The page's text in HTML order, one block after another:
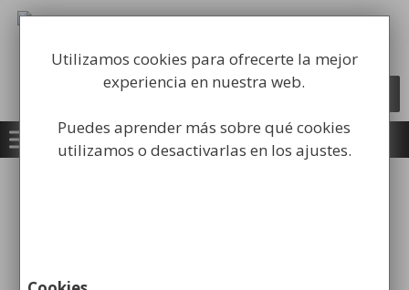
Saltar
contenido
equipamiento para la higiene industrial
Búsqueda
Utilizamos cookies para ofrecerte la mejor
experiencia en nuestra web.
Puedes aprender más sobre qué cookies
utilizamos o desactivarlas en los ajustes.